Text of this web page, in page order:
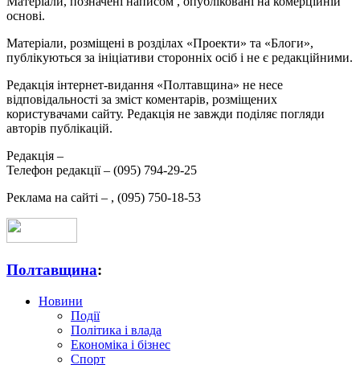
основі.
Матеріали, розміщені в розділах «Проекти» та «Блоги»,
публікуються за ініціативи сторонніх осіб і не є редакційними.
Редакція інтернет-видання «Полтавщина» не несе
відповідальності за зміст коментарів, розміщених
користувачами сайту. Редакція не завжди поділяє погляди
авторів публікацій.
Редакція –
Телефон редакції – (095) 794-29-25
Реклама на сайті – , (095) 750-18-53
Полтавщина:
Новини
Події
Політика і влада
Економіка і бізнес
Спорт